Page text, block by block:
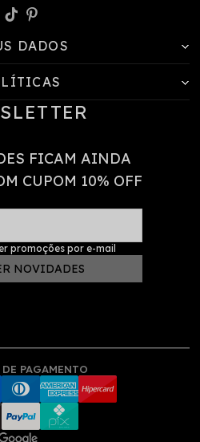
DADOS
FICAM AINDA
CUPOM 10% OFF
NOVIDADES
promoções por e-mail
PAGAMENTO